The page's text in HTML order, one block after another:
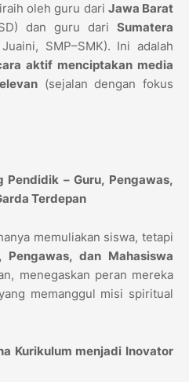
oleh guru dari Jawa Barat
dan guru dari Sumatera
SMP–SMK). Ini adalah
aktif menciptakan media
(sejalan dengan fokus
Pendidik – Guru, Pengawas,
Terdepan
memuliakan siswa, tetapi
Pengawas, dan Mahasiswa
menegaskan peran mereka
memanggul misi spiritual
Kurikulum menjadi Inovator